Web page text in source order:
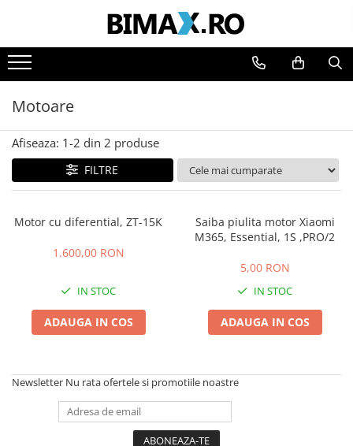
Toate Produsele
Triciclete Electrice
⬇ TIPURI
➔ Cu 1 Loc
➔ Cu 2 Locuri
➔ Acoperita
➔ Adulti - Fara permis
➔ Cu 3 Roti
➔ Cu Cabina fara Permis
➔ Cu Cabina Inchisa
➔ Cu Remorca
➔ Cu Volan
Motoare
Afiseaza: 1-2 din 2 produse
FILTRE
Motor cu diferential, ZT-15K
1.600,00 RON
IN STOC
ADAUGA IN COS
Saiba piulita motor Xiaomi
M365, Essential, 1S ,PRO/2
5,00 RON
IN STOC
ADAUGA IN COS
Newsletter Nu rata ofertele si promotiile noastre